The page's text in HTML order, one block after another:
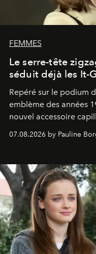
FEMMES
Le serre-tête
séduit déjà les It-
Repéré sur le podium
emblème des années
nouvel accessoire
s'arrachent déjà.
07.08.2026 by Pauline